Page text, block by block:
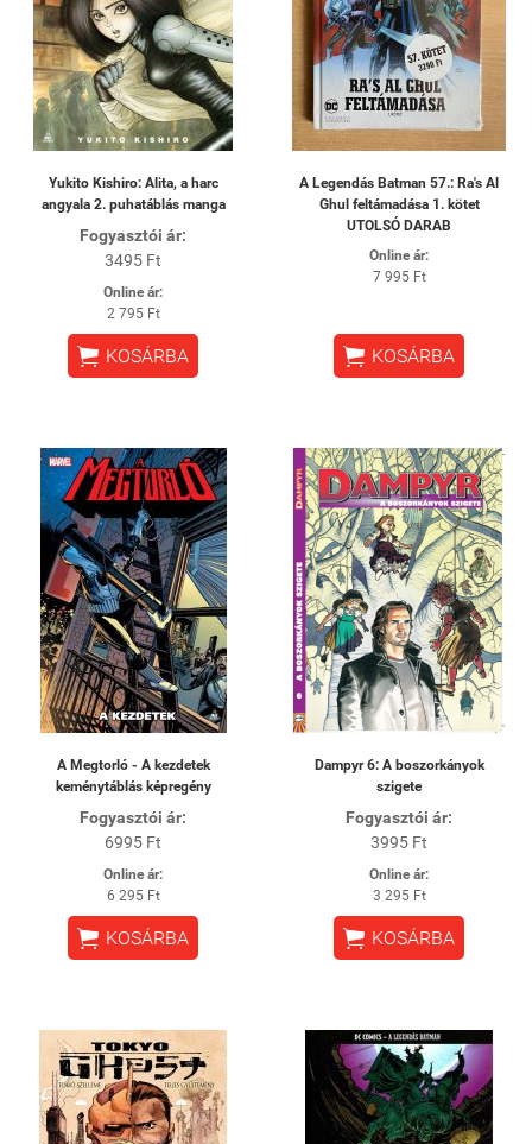
Yukito Kishiro: Alita, a harc
angyala 2. puhatáblás manga
Fogyasztói ár:
3495 Ft
Online ár:
2 795 Ft
 KOSÁRBA
A Legendás Batman 57.: Ra's Al
Ghul feltámadása 1. kötet
UTOLSÓ DARAB
Online ár:
7 995 Ft
 KOSÁRBA
A Megtorló - A kezdetek
keménytáblás képregény
Fogyasztói ár:
6995 Ft
Online ár:
6 295 Ft
 KOSÁRBA
Dampyr 6: A boszorkányok
szigete
Fogyasztói ár:
3995 Ft
Online ár:
3 295 Ft
 KOSÁRBA